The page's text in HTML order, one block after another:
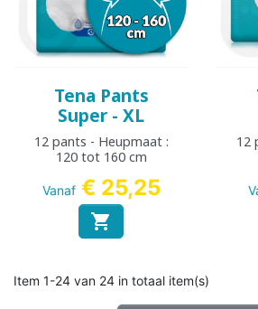
Tena Pants
Super - XL
12 pants - Heupmaat :
120 tot 160 cm
Vanaf € 25,25

12
Item 1-24 van 24 in totaal item(s)